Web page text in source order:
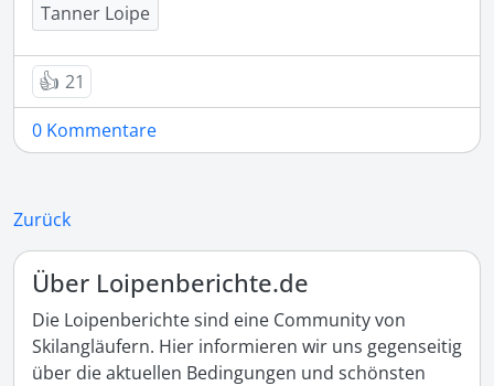
Tanner Loipe
👍 21
0 Kommentare
Zurück
Über Loipenberichte.de
Die Loipenberichte sind eine Community von
Skilangläufern. Hier informieren wir uns gegenseitig
über die aktuellen Bedingungen und schönsten